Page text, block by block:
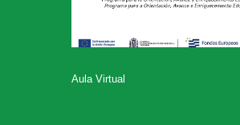
Aula Virtual